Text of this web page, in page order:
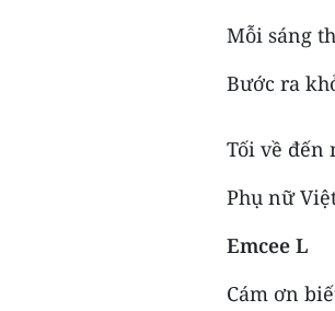
Mỗi sáng
Bước ra
Tối về đến
Phụ nữ
Emcee L
Cám ơn